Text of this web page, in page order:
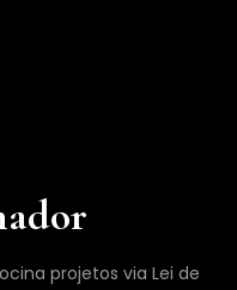
projetos via Lei de